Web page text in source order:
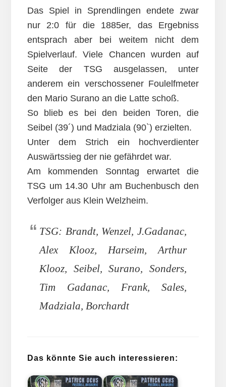
Das Spiel in Sprendlingen endete zwar
nur 2:0 für die 1885er, das Ergebniss
entsprach aber bei weitem nicht dem
Spielverlauf. Viele Chancen wurden auf
Seite der TSG ausgelassen, unter
anderem ein verschossener Foulelfmeter
den Mario Surano an die Latte schoß.
So blieb es bei den beiden Toren, die
Seibel (39´) und Madziala (90`) erzielten.
Unter dem Strich ein hochverdienter
Auswärtssieg der nie gefährdet war.
Am kommenden Sonntag erwartet die
TSG um 14.30 Uhr am Buchenbusch den
Verfolger aus Klein Welzheim.
TSG: Brandt, Wenzel, J.Gadanac,
Alex Klooz, Harseim, Arthur
Klooz, Seibel, Surano, Sonders,
Tim Gadanac, Frank, Sales,
Madziala, Borchardt
Das könnte Sie auch interessieren: